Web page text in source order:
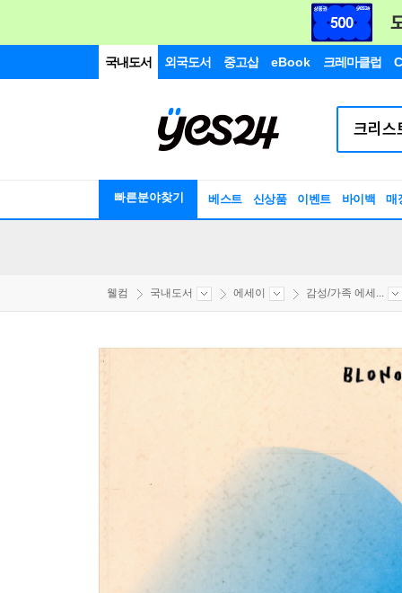
국내도서 외국도서 중고샵 eBook 크레마클럽
빠른분야찾기 베스트 신상품 이벤트 바이백 매
웰컴 국내도서 에세이 감성/가족 에세...